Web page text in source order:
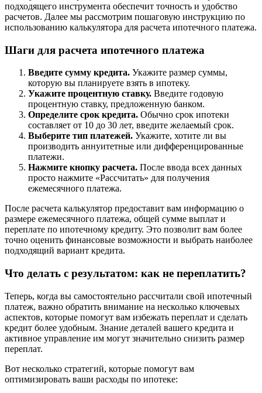
подходящего инструмента обеспечит точность и удобство
расчетов. Далее мы рассмотрим пошаговую инструкцию по
использованию калькулятора для расчета ипотечного платежа.
Шаги для расчета ипотечного платежа
Введите сумму кредита. Укажите размер суммы,
которую вы планируете взять в ипотеку.
Укажите процентную ставку. Введите годовую
процентную ставку, предложенную банком.
Определите срок кредита. Обычно срок ипотеки
составляет от 10 до 30 лет, введите желаемый срок.
Выберите тип платежей. Укажите, хотите ли вы
производить аннуитетные или дифференцированные
платежи.
Нажмите кнопку расчета. После ввода всех данных
просто нажмите «Рассчитать» для получения
ежемесячного платежа.
После расчета калькулятор предоставит вам информацию о
размере ежемесячного платежа, общей сумме выплат и
переплате по ипотечному кредиту. Это позволит вам более
точно оценить финансовые возможности и выбрать наиболее
подходящий вариант кредита.
Что делать с результатом: как не переплатить?
Теперь, когда вы самостоятельно рассчитали свой ипотечный
платеж, важно обратить внимание на несколько ключевых
аспектов, которые помогут вам избежать переплат и сделать
кредит более удобным. Знание деталей вашего кредита и
активное управление им могут значительно снизить размер
переплат.
Вот несколько стратегий, которые помогут вам
оптимизировать ваши расходы по ипотеке: